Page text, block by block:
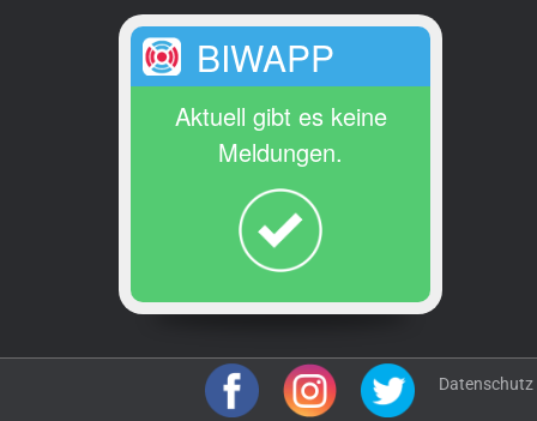
BIWAPP
Aktuell gibt es keine
Meldungen.
Datenschutz